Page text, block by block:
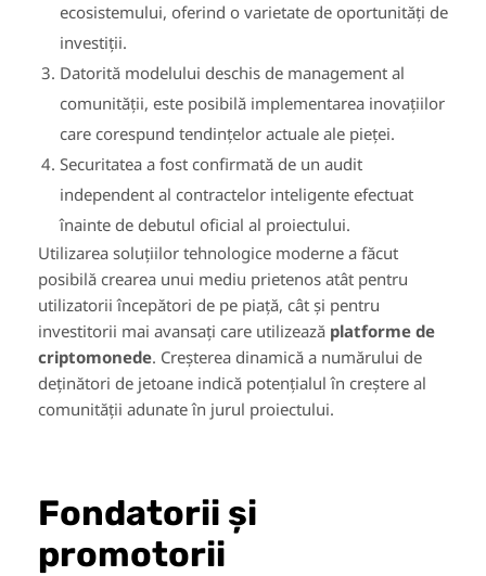
ecosistemului, oferind o varietate de oportunități de
investiții.
Datorită modelului deschis de management al
comunității, este posibilă implementarea inovațiilor
care corespund tendințelor actuale ale pieței.
Securitatea a fost confirmată de un audit
independent al contractelor inteligente efectuat
înainte de debutul oficial al proiectului.
Utilizarea soluțiilor tehnologice moderne a făcut
posibilă crearea unui mediu prietenos atât pentru
utilizatorii începători de pe piață, cât și pentru
investitorii mai avansați care utilizează platforme de
criptomonede. Creșterea dinamică a numărului de
deținători de jetoane indică potențialul în creștere al
comunității adunate în jurul proiectului.
Fondatorii și
promotorii